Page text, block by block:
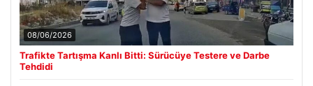
08/06/2026
Trafikte Tartışma Kanlı Bitti: Sürücüye Testere ve Darbe
Tehdidi